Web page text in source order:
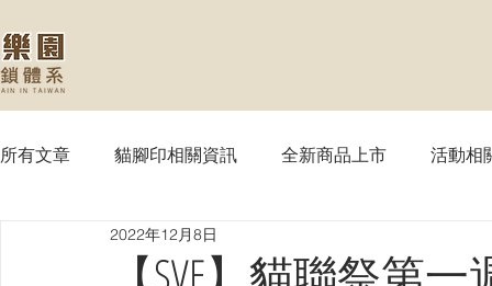
所有文章 貓腳印相關資訊 全新商品上市 活動相
【MTG】魔法風雲會
2022年12月8日